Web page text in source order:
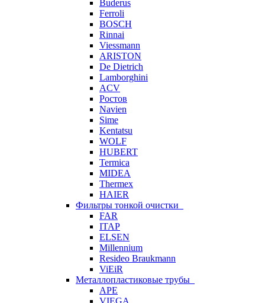
Buderus
Ferroli
BOSCH
Rinnai
Viessmann
ARISTON
De Dietrich
Lamborghini
ACV
Ростов
Navien
Sime
Kentatsu
WOLF
HUBERT
Termica
MIDEA
Thermex
HAIER
Фильтры тонкой очистки
FAR
ITAP
ELSEN
Millennium
Resideo Braukmann
ViEiR
Металлопластиковые трубы
APE
VIEGA